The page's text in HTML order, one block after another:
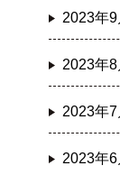
2023年9
2023年8
2023年7
2023年6